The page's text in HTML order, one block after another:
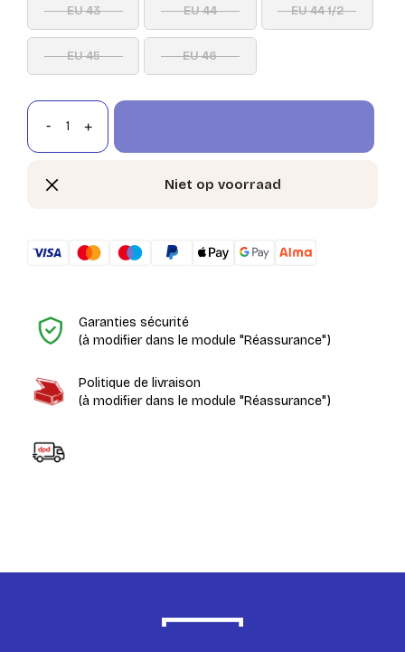
EU 43 EU 44 EU 44 1/2
EU 45 EU 46
Niet op voorraad
Garanties sécurité
(à modifier dans le module "Réassurance")
Politique de livraison
(à modifier dans le module "Réassurance")